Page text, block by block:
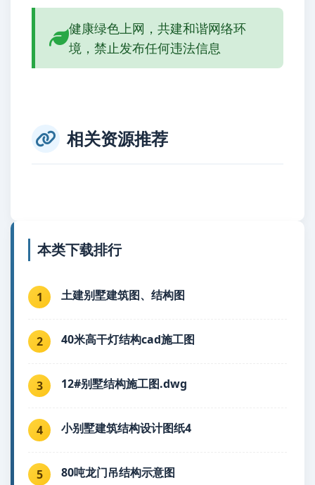
健康绿色上网，共建和谐网络环
境，禁止发布任何违法信息
相关资源推荐
本类下载排行
1 土建别墅建筑图、结构图
2 40米高干灯结构cad施工图
3 12#别墅结构施工图.dwg
4 小别墅建筑结构设计图纸4
5 80吨龙门吊结构示意图